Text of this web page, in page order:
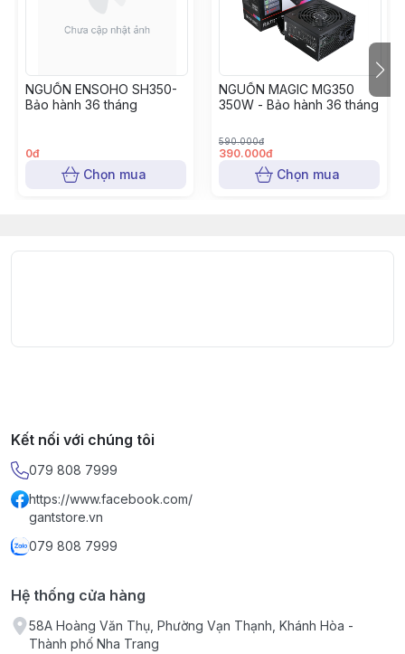
NGUỒN ENSOHO SH350-
Bảo hành 36 tháng
0đ
Chọn mua
NGUỒN MAGIC MG350
350W - Bảo hành 36 tháng
590.000đ
390.000đ
Chọn mua
Kết nối với chúng tôi
079 808 7999
https://www.facebook.com/
gantstore.vn
079 808 7999
Hệ thống cửa hàng
58A Hoàng Văn Thụ, Phường Vạn Thạnh, Khánh Hòa -
Thành phố Nha Trang